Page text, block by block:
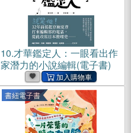
10.才華鑑定人：一眼看出作
家潛力的小說編輯(電子書)
書紐電子書